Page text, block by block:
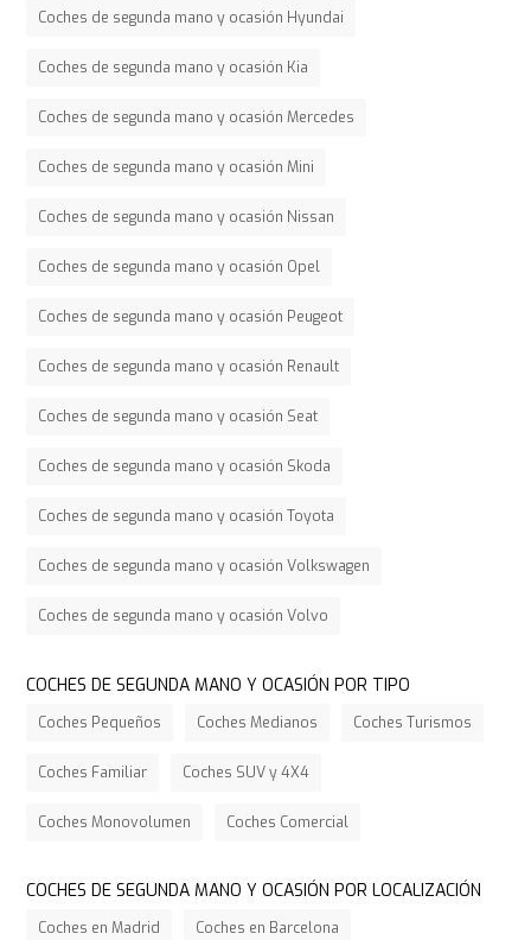
Coches de segunda mano y ocasión Hyundai
Coches de segunda mano y ocasión Kia
Coches de segunda mano y ocasión Mercedes
Coches de segunda mano y ocasión Mini
Coches de segunda mano y ocasión Nissan
Coches de segunda mano y ocasión Opel
Coches de segunda mano y ocasión Peugeot
Coches de segunda mano y ocasión Renault
Coches de segunda mano y ocasión Seat
Coches de segunda mano y ocasión Skoda
Coches de segunda mano y ocasión Toyota
Coches de segunda mano y ocasión Volkswagen
Coches de segunda mano y ocasión Volvo
COCHES DE SEGUNDA MANO Y OCASIÓN POR TIPO
Coches Pequeños Coches Medianos Coches Turismos
Coches Familiar Coches SUV y 4X4
Coches Monovolumen Coches Comercial
COCHES DE SEGUNDA MANO Y OCASIÓN POR LOCALIZACIÓN
Coches en Madrid Coches en Barcelona